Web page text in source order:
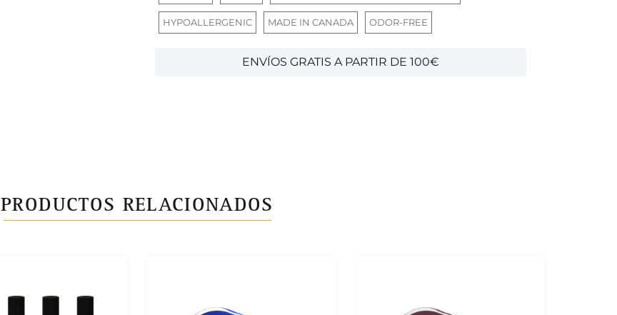
HYPOALLERGENIC MADE IN CANADA ODOR-FREE
ENVÍOS GRATIS A PARTIR DE 100€
PRODUCTOS RELACIONADOS